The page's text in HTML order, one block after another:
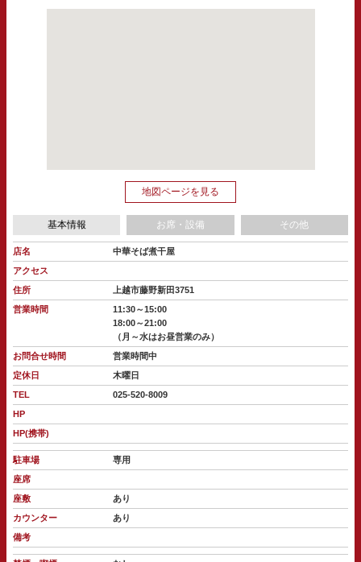
地図ページを見る
基本情報 お席・設備 その他
店名
中華そば煮干屋
アクセス
住所
上越市藤野新田3751
営業時間
11:30～15:00
18:00～21:00
（月～水はお昼営業のみ）
お問合せ時間
営業時間中
定休日
木曜日
TEL
025-520-8009
HP
HP(携帯)
駐車場
専用
座席
座敷
あり
カウンター
あり
備考